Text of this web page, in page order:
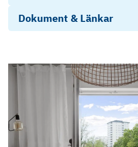
Dokument & Länkar